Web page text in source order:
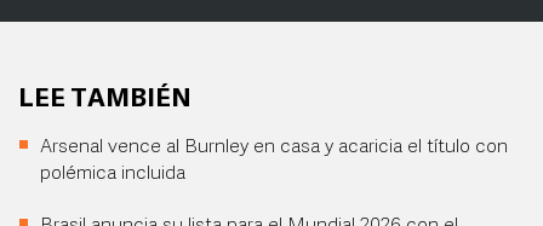
LEE TAMBIÉN
Arsenal vence al Burnley en casa y acaricia el título con
polémica incluida